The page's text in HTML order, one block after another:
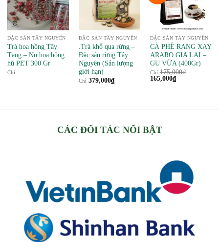
ĐẶC SẢN TÂY NGUYÊN
Trà hoa hồng Tây
Tạng – Nụ hoa hồng
hũ PET 300 Gr
Chỉ
ĐẶC SẢN TÂY NGUYÊN
.Trà khổ qua rừng –
Đặc sản rừng Tây
Nguyên (Sản lượng
giới hạn)
Chỉ 379,000₫
ĐẶC SẢN TÂY NGUYÊN
CÀ PHÊ RANG XAY
ARARO GIA LAI –
GU VỪA (400Gr)
Chỉ 175,000₫
Giá
165,000₫Giá
CÁC ĐỐI TÁC NỔI BẬT